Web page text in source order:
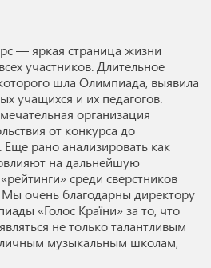
— яркая страница жизни
участников. Длительное
шла Олимпиада, выявила
учащихся и их педагогов.
организация
от конкурса до
рано анализировать как
на дальнейшую
среди сверстников
очень благодарны директору
«Голос Країни» за то, что
не только талантливым
музыкальным школам,